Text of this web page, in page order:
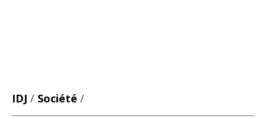
IDJ / Société /